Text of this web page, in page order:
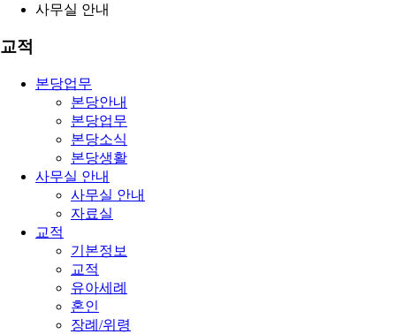
사무실 안내
교적
본당업무
본당안내
본당업무
본당소식
본당생활
사무실 안내
사무실 안내
자료실
교적
기본정보
교적
유아세례
혼인
장례/위령